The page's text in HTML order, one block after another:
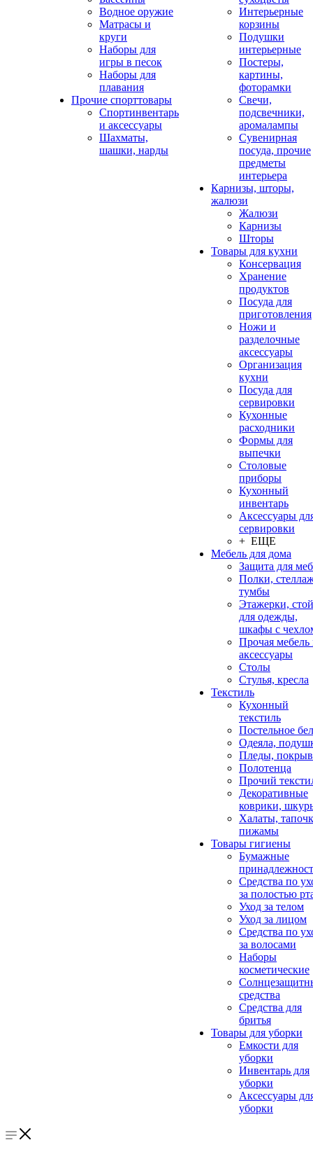
Водное оружие
Матрасы и
круги
Наборы для
игры в песок
Наборы для
плавания
Прочие спорттовары
Спортинвентарь
и аксессуары
Шахматы,
шашки, нарды
Интерьерные
корзины
Подушки
интерьерные
Постеры,
картины,
фоторамки
Свечи,
подсвечники,
аромалампы
Сувенирная
посуда, прочие
предметы
интерьера
Карнизы, шторы,
жалюзи
Жалюзи
Карнизы
Шторы
Товары для кухни
Консервация
Хранение
продуктов
Посуда для
приготовления
Ножи и
разделочные
аксессуары
Организация
кухни
Посуда для
сервировки
Кухонные
расходники
Формы для
выпечки
Столовые
приборы
Кухонный
инвентарь
Аксессуары
сервировки
+ ЕЩЕ
Мебель для дома
Защита для
Полки,
тумбы
Этажерки,
для одежды,
шкафы с
Прочая мебель
аксессуары
Столы
Стулья, кресла
Текстиль
Кухонный
текстиль
Постельное
Одеяла,
Пледы,
Полотенца
Прочий
Декоративные
коврики,
Халаты,
пижамы
Товары гигиены
Бумажные
Средства по
за полостью
Уход за телом
Уход за лицом
Средства по
за волосами
Наборы
косметические
средства
Средства для
бритья
Товары для уборки
Емкости для
уборки
Инвентарь для
уборки
Аксессуары
уборки